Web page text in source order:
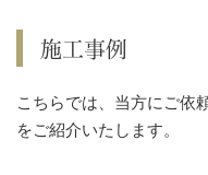
施工事例
こちらでは、当方にご依
をご紹介いたします。